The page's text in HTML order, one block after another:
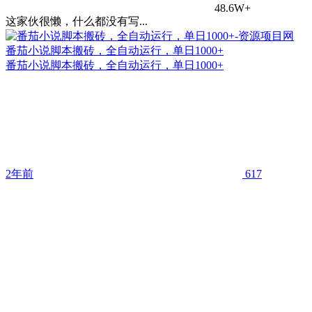
48.6W+
这家伙很懒，什么都没有写...
番茄小说脚本搬砖，全自动运行，单日1000+
番茄小说脚本搬砖，全自动运行，单日1000+
2年前 617